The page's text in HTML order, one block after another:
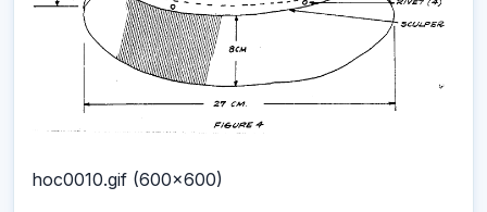
hoc0010.gif (600x600)